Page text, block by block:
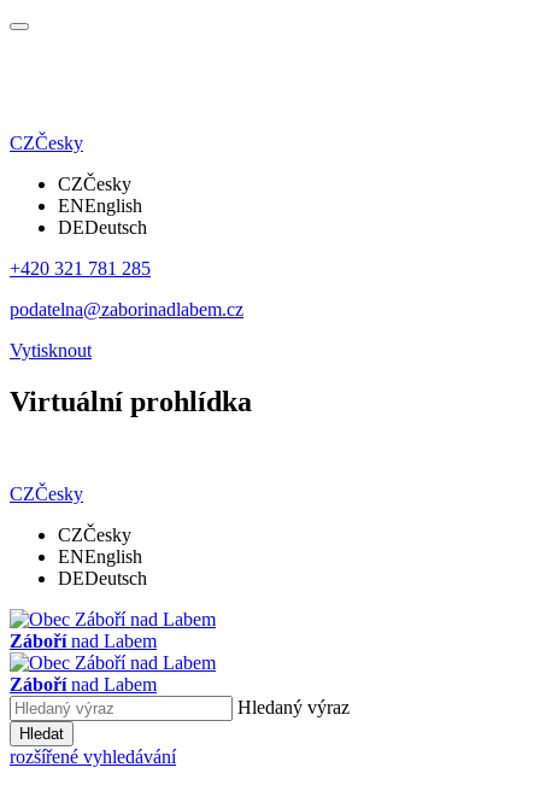
CZČesky
CZČesky
ENEnglish
DEDeutsch
+420 321 781 285
podatelna@zaborinadlabem.cz
Vytisknout
Virtuální prohlídka
CZČesky
CZČesky
ENEnglish
DEDeutsch
Zábořínad Labem
Zábořínad Labem
Hledaný výraz
Hledat
rozšířené vyhledávání